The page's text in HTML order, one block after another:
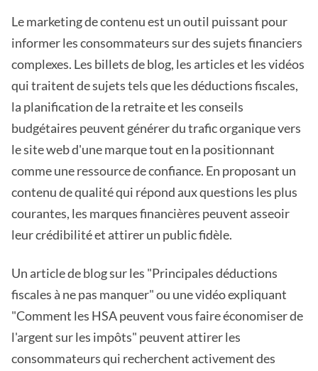
Le marketing de contenu est un outil puissant pour
informer les consommateurs sur des sujets financiers
complexes. Les billets de blog, les articles et les vidéos
qui traitent de sujets tels que les déductions fiscales,
la planification de la retraite et les conseils
budgétaires peuvent générer du trafic organique vers
le site web d'une marque tout en la positionnant
comme une ressource de confiance. En proposant un
contenu de qualité qui répond aux questions les plus
courantes, les marques financières peuvent asseoir
leur crédibilité et attirer un public fidèle.
Un article de blog sur les "Principales déductions
fiscales à ne pas manquer" ou une vidéo expliquant
"Comment les HSA peuvent vous faire économiser de
l'argent sur les impôts" peuvent attirer les
consommateurs qui recherchent activement des